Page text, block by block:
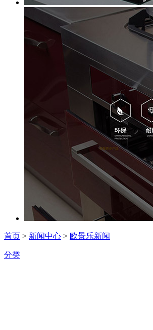
首页 > 新闻中心 > 欧景乐新闻
分类